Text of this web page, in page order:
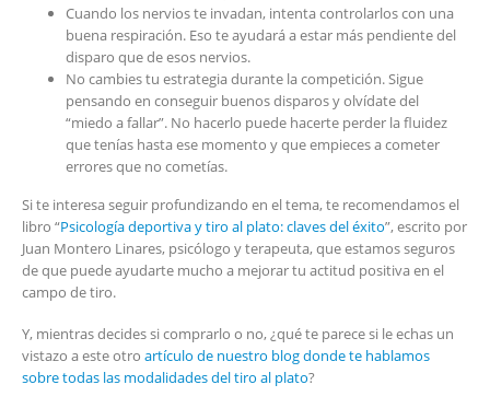
Cuando los nervios te invadan, intenta controlarlos con una
buena respiración. Eso te ayudará a estar más pendiente del
disparo que de esos nervios.
No cambies tu estrategia durante la competición. Sigue
pensando en conseguir buenos disparos y olvídate del
“miedo a fallar”. No hacerlo puede hacerte perder la fluidez
que tenías hasta ese momento y que empieces a cometer
errores que no cometías.
Si te interesa seguir profundizando en el tema, te recomendamos el
libro “Psicología deportiva y tiro al plato: claves del éxito”, escrito por
Juan Montero Linares, psicólogo y terapeuta, que estamos seguros
de que puede ayudarte mucho a mejorar tu actitud positiva en el
campo de tiro.
Y, mientras decides si comprarlo o no, ¿qué te parece si le echas un
vistazo a este otro artículo de nuestro blog donde te hablamos
sobre todas las modalidades del tiro al plato?